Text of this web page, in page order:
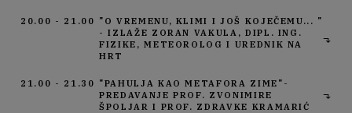
20.00 - 21.00 "O VREMENU, KLIMI I JOŠ KOJEČEMU... "
- IZLAŽE ZORAN VAKULA, DIPL. ING.
FIZIKE, METEOROLOG I UREDNIK NA
HRT
21.00 - 21.30 "PAHULJA KAO METAFORA ZIME"-
PREDAVANJE PROF. ZVONIMIRE
ŠPOLJAR I PROF. ZDRAVKE KRAMARIĆ